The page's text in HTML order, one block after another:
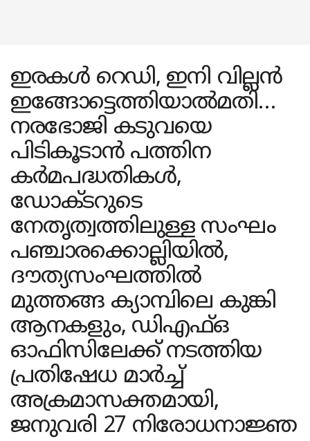
ഇരകൾ റെഡി, ഇനി വില്ലൻ
ഇങ്ങോട്ടെത്തിയാൽമതി…
നരഭോജി കടുവയെ
പിടികൂടാൻ പത്തിന
കർമപദ്ധതികൾ,
ഡോക്ടറുടെ
നേതൃത്വത്തിലുള്ള സംഘം
പഞ്ചാരക്കൊല്ലിയിൽ,
ദൗത്യസംഘത്തിൽ
മുത്തങ്ങ ക്യാമ്പിലെ കുങ്കി
ആനകളും, ഡിഎഫ്ഒ
ഓഫിസിലേക്ക് നടത്തിയ
പ്രതിഷേധ മാർച്ച്
അക്രമാസക്തമായി,
ജനുവരി 27 നിരോധനാജ്ഞ